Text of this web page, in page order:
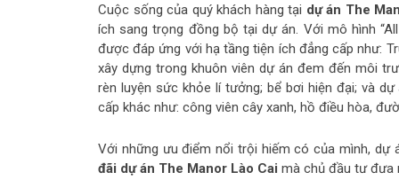
Cuộc sống của quý khách hàng tại dự án The
ích sang trọng đồng bộ tại dự án. Với mô hình
được đáp ứng với hạ tầng tiện ích đẳng cấp như:
xây dựng trong khuôn viên dự án đem đến môi
rèn luyện sức khỏe lí tưởng; bể bơi hiện đại; và
cấp khác như: công viên cây xanh, hồ điều hòa,
Với những ưu điểm nổi trội hiếm có của mình,
đãi dự án The Manor Lào Cai mà chủ đầu tư đưa